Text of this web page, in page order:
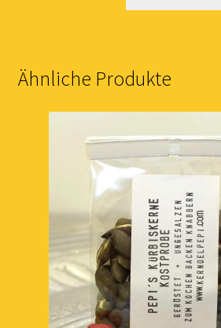
Ähnliche Produkte